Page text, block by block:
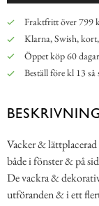
Fraktfritt över 799
Klarna, Swish,
Öppet köp 60 dagar
Beställ före kl 13
Vacker &
både i fönster & på
De vackra &
utföranden & i ett